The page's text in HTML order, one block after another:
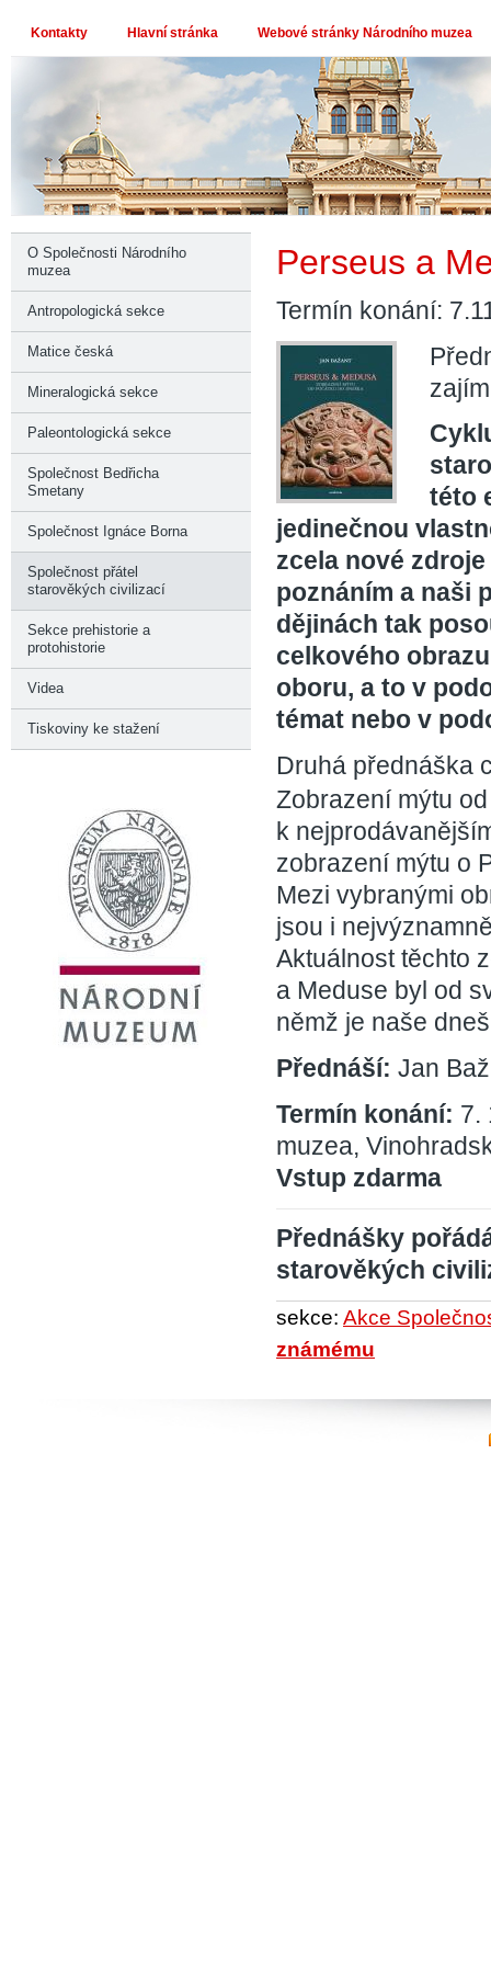
Kontakty Hlavní stránka Webové stránky Národního muzea
Perseus a
Termín konání:
této
jedinečnou
zcela nové
poznáním a naši
dějinách tak
celkového
oboru, a to v
témat nebo v
Druhá přednáška
Zobrazení mýtu
k
zobrazení mýtu o
Mezi vybranými
jsou i
Aktuálnost těchto
a Meduse byl od
němž je naše
Přednáší: Jan
Termín konání: 7.
muzea,
Vstup zdarma
Přednášky
starověkých
sekce: Akce
známému
O Společnosti Národního
muzea
Antropologická sekce
Matice česká
Mineralogická sekce
Paleontologická sekce
Společnost Bedřicha
Smetany
Společnost Ignáce Borna
Společnost přátel
starověkých civilizací
Sekce prehistorie a
protohistorie
Videa
Tiskoviny ke stažení